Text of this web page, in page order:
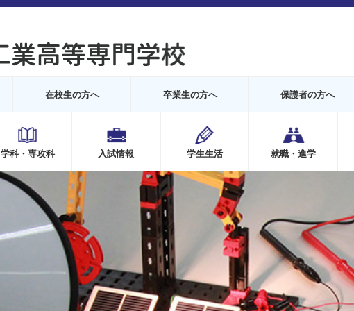
在校生の方へ 卒業生の方へ 保護者の方へ
学科・専攻科 入試情報 学生生活 就職・進学